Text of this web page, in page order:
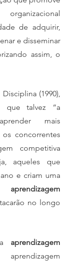
de adquirir,
e disseminar
assim, o
(1990),
que talvez “a
mais
concorrentes
competitiva
aqueles que
e criam uma
aprendizagem
no longo
aprendizagem